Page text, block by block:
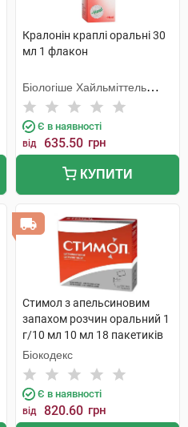
Кралонін краплі оральні 30
мл 1 флакон
Біологіше Хайльміттель
Хеель
Є в наявності
від 635.50 грн
КУПИТИ
Стимол з апельсиновим
запахом розчин оральний 1
г/10 мл 10 мл 18 пакетиків
Біокодекс
Є в наявності
від 820.60 грн